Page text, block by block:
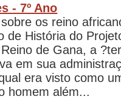
- 7º Ano
os reino
de História do
de Gana, a
em sua
era visto como
homem além...